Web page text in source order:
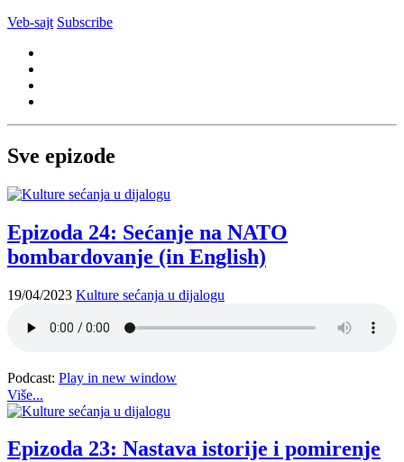
Veb-sajt Subscribe
Sve epizode
Epizoda 24: Sećanje na NATO
bombardovanje (in English)
19/04/2023 Kulture sećanja u dijalogu
Podcast: Play in new window
Više...
Epizoda 23: Nastava istorije i pomirenje